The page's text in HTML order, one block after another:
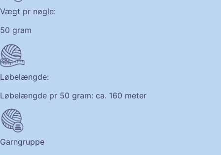
Vægt pr nøgle:
50 gram
Løbelængde:
Løbelængde pr 50 gram: ca. 160 meter
Garngruppe